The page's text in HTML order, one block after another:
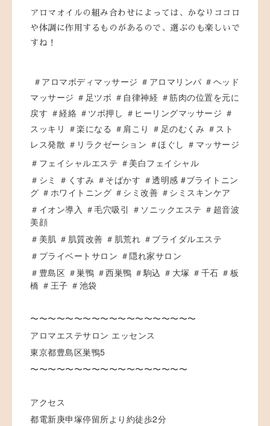
アロマオイルの組み合わせによっては、かなりココロ
や体調に作用するものがあるので、選ぶのも楽しいで
すね！
＃アロマボディマッサージ ＃アロマリンパ ＃ヘッド
マッサージ ＃足ツボ ＃自律神経 ＃筋肉の位置を元に
戻す ＃経絡 ＃ツボ押し ＃ヒーリングマッサージ ＃
スッキリ ＃楽になる ＃肩こり ＃足のむくみ ＃スト
レス発散 ＃リラクゼーション ＃ほぐし ＃マッサージ
＃フェイシャルエステ ＃美白フェイシャル
＃シミ ＃くすみ ＃そばかす ＃透明感 #ブライトニン
グ ＃ホワイトニング ＃シミ改善 ＃シミスキンケア
＃イオン導入 ＃毛穴吸引 ＃ソニックエステ ＃超音波
美顔
＃美肌 ＃肌質改善 ＃肌荒れ ＃ブライダルエステ
＃プライベートサロン ＃隠れ家サロン
＃豊島区 ＃巣鴨 ＃西巣鴨 ＃駒込 ＃大塚 ＃千石 ＃板
橋 ＃王子 ＃池袋
〜〜〜〜〜〜〜〜〜〜〜〜〜〜〜〜〜〜〜
アロマエステサロン エッセンス
東京都豊島区巣鴨5
〜〜〜〜〜〜〜〜〜〜〜〜〜〜〜〜〜〜
アクセス
都電新庚申塚停留所より約徒歩2分